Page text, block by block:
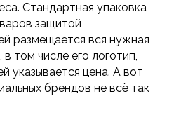
Стандартная упаковка
защитой
размещается вся нужная
том числе его логотип,
указывается цена. А вот
брендов не всё так